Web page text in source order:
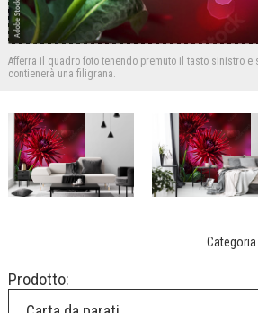
Afferra il quadro foto tenendo premuto il tasto sinistro e
contienerà una filigrana.
Prodotto: